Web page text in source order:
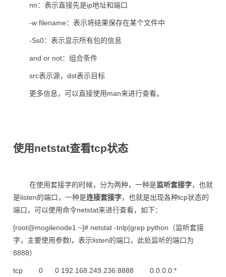
nn：表示直接先是ip地址和端口
-w filename：表示将结果保存在某个文件中
-Ss0：表示显示所有包的信息
and or not：组合条件
src表示源，dst表示目标
更多信息，可以直接使用man来进行查看。
使用netstat查看tcp状态
在使用套接字的时候，分为两种，一种是监听套接字，也就
是listen的端口，一种是连接套接字，也就是出现各种tcp状态的
端口，可以使用命令netstat来进行查看，如下：
[root@mogilenode1 ~]# netstat -tnlp|grep python（监听套接
字，主要使用参数l，表示listen的端口，此处监听的端口为
8888）
tcp 0 0 192.168.249.236:8888 0.0.0.0:*